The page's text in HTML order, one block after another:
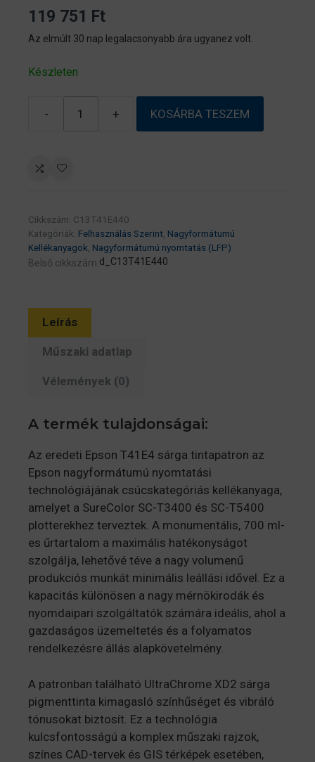
119 751 Ft
Az elmúlt 30 nap legalacsonyabb ára ugyanez volt.
Készleten
-
EPSON
700ml
(C13T41E440)
+ KOSÁRBA TESZEM
Cikkszám: C13T41E440
Kategóriák: Felhasználás Szerint Nagyformátumú
Kellékanyagok Nagyformátumú nyomtatás (LFP)
Belső cikkszám:d_C13T41E440
Leírás
Műszaki adatlap
Vélemények (0)
A termék tulajdonságai:
Az eredeti Epson T41E4 sárga tintapatron az
Epson nagyformátumú nyomtatási
technológiájának csúcskategóriás kellékanyaga,
amelyet a SureColor SC-T3400 és SC-T5400
plotterekhez terveztek. A monumentális, 700 ml-
es űrtartalom a maximális hatékonyságot
szolgálja, lehetővé téve a nagy volumenű
produkciós munkát minimális leállási idővel. Ez a
kapacitás különösen a nagy mérnökirodák és
nyomdaipari szolgáltatók számára ideális, ahol a
gazdaságos üzemeltetés és a folyamatos
rendelkezésre állás alapkövetelmény.
A patronban található UltraChrome XD2 sárga
pigmenttinta kimagasló színhűséget és vibráló
tónusokat biztosít. Ez a technológia
kulcsfontosságú a komplex műszaki rajzok,
színes CAD-tervek és GIS térképek esetében,